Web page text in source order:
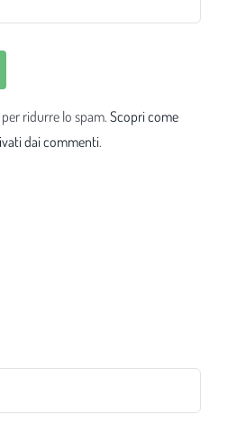
ridurre lo spam. Scopri come
dai commenti.